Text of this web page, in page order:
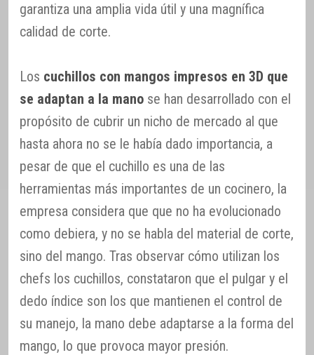
garantiza una amplia vida útil y una magnífica
calidad de corte.
Los cuchillos con mangos impresos en 3D que
se adaptan a la mano se han desarrollado con el
propósito de cubrir un nicho de mercado al que
hasta ahora no se le había dado importancia, a
pesar de que el cuchillo es una de las
herramientas más importantes de un cocinero, la
empresa considera que que no ha evolucionado
como debiera, y no se habla del material de corte,
sino del mango. Tras observar cómo utilizan los
chefs los cuchillos, constataron que el pulgar y el
dedo índice son los que mantienen el control de
su manejo, la mano debe adaptarse a la forma del
mango, lo que provoca mayor presión.